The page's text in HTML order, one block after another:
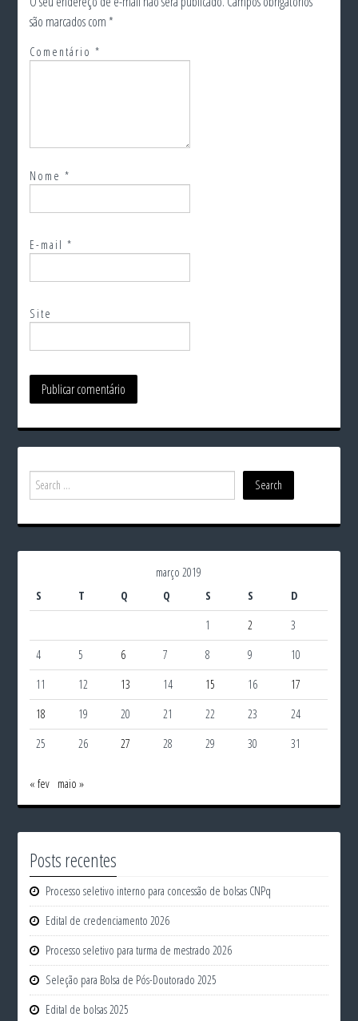
são marcados com *
Comentário*
Nome*
E-mail*
Site
março 2019
S
T Q Q S S
D
1
2
3
4
5 6 7 8 9
10
11
12 13 14 15 16
17
18
19 20 21 22 23
24
25
26 27 28 29 30 31
« fev maio »
Posts recentes
Processo seletivo interno para concessão de bolsas CNPq
Edital de credenciamento 2026
Processo seletivo para turma de mestrado 2026
Seleção para Bolsa de Pós-Doutorado 2025
Edital de bolsas 2025